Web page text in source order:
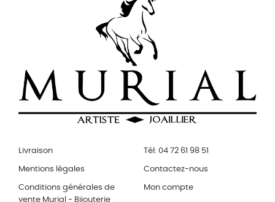
Livraison
Mentions légales
Conditions générales de
vente Murial - Bijouterie
Tél: 04 72 61 98 51
Contactez-nous
Mon compte